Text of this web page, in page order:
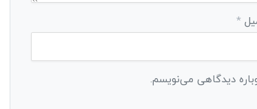
*
دیدگاهی می‌نویسم.